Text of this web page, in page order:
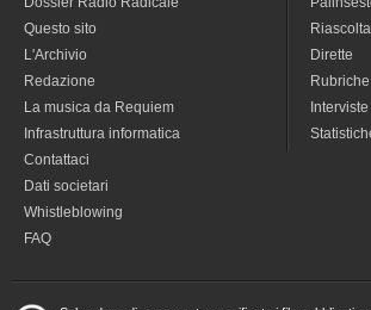
Questo sito
L'Archivio
Redazione
La musica da Requiem
Infrastruttura informatica
Contattaci
Dati societari
Whistleblowing
FAQ
Riascolta
Dirette
Rubriche
Interviste